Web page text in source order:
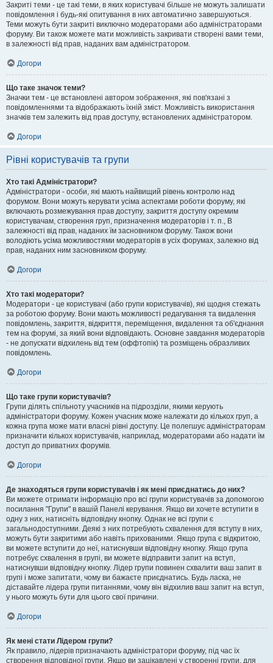
Закриті теми - це такі теми, в яких користувачі більше не можуть залишати
повідомлення і будь-які опитування в них автоматично завершуються.
Теми можуть бути закриті виключно модераторами або адміністраторами
форуму. Ви також можете мати можливість закривати створені вами теми,
в залежності від прав, наданих вам адміністратором.
Догори
Що таке значок теми?
Значки тем - це встановлені автором зображення, які пов'язані з
повідомленнями та відображають їхній зміст. Можливість використання
значків тем залежить від прав доступу, встановлених адміністратором.
Догори
Рівні користувачів та групи
Хто такі Адміністратори?
Адміністратори - особи, які мають найвищий рівень контролю над
форумом. Вони можуть керувати усіма аспектами роботи форуму, які
включають розмежування прав доступу, закриття доступу окремим
користувачам, створення груп, призначення модераторів і т. п., В
залежності від прав, наданих їм засновником форуму. Також вони
володіють усіма можливостями модераторів в усіх форумах, залежно від
прав, наданих ним засновником форуму.
Догори
Хто такі модератори?
Модератори - це користувачі (або групи користувачів), які щодня стежать
за роботою форуму. Вони мають можливості редагування та видалення
повідомлень, закриття, відкриття, переміщення, видалення та об'єднання
тем на форумі, за який вони відповідають. Основне завдання модераторів
- не допускати відхилень від тем (оффтопік) та розміщень образливих
повідомлень.
Догори
Що таке групи користувачів?
Групи ділять спільноту учасників на підрозділи, якими керують
адміністратори форуму. Кожен учасник може належати до кількох груп, а
кожна група може мати власні рівні доступу. Це полегшує адміністраторам
призначити кількох користувачів, наприклад, модераторами або надати їм
доступ до приватних форумів.
Догори
Де знаходяться групи користувачів і як мені приєднатись до них?
Ви можете отримати інформацію про всі групи користувачів за допомогою
посилання "Групи" в вашій Панелі керування. Якщо ви хочете вступити в
одну з них, натисніть відповідну кнопку. Однак не всі групи є
загальнодоступними. Деякі з них потребують схвалення для вступу в них,
можуть бути закритими або навіть прихованими. Якщо група є відкритою,
ви можете вступити до неї, натиснувши відповідну кнопку. Якщо група
потребує схвалення в групі, ви можете відправити запит на вступ,
натиснувши відповідну кнопку. Лідер групи повинен схвалити ваш запит в
групі і може запитати, чому ви бажаєте приєднатись. Будь ласка, не
діставайте лідера групи питаннями, чому він відхилив ваш запит на вступ,
у нього можуть бути для цього свої причини.
Догори
Як мені стати Лідером групи?
Як правило, лідерів призначають адміністратори форуму, під час їх
створення відповідної групи. Якщо ви зацікавлені у створенні групи, для